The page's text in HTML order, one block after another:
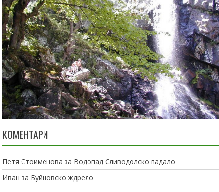
КОМЕНТАРИ
Петя Стоименова за Водопад Сливодолско падало
Иван за Буйновско ждрело